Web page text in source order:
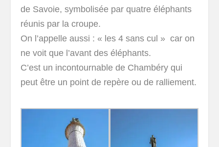
de Savoie, symbolisée par quatre éléphants
réunis par la croupe.
On l’appelle aussi : « les 4 sans cul » car on
ne voit que l’avant des éléphants.
C’est un incontournable de Chambéry qui
peut être un point de repère ou de ralliement.